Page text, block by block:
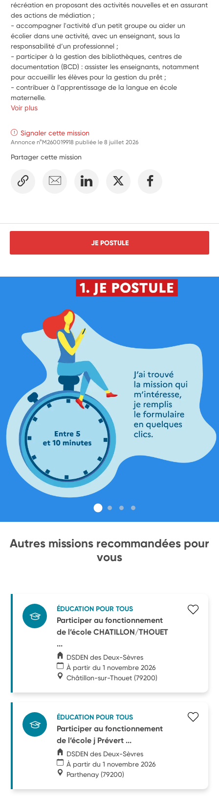
récréation en proposant des activités nouvelles et en assurant
des actions de médiation ;
- accompagner l'activité d'un petit groupe ou aider un
écolier dans une activité, avec un enseignant, sous la
responsabilité d’un professionnel ;
- participer à la gestion des bibliothèques, centres de
documentation (BCD) : assister les enseignants, notamment
pour accueillir les élèves pour la gestion du prêt ;
- contribuer à l'apprentissage de la langue en école
maternelle.
Voir plus
Signaler cette mission
Annonce n°M260019918 publiée le8 juillet 2026
Partager cette mission
JE POSTULE
Autres missions recommandées pour
vous
ÉDUCATION POUR TOUS
Participer au fonctionnement
de l’école CHATILLON/THOUET
...
DSDEN des Deux-Sèvres
À partir du 1 novembre 2026
Châtillon-sur-Thouet (79200)
ÉDUCATION POUR TOUS
Participer au fonctionnement
de l’école j Prévert ...
DSDEN des Deux-Sèvres
À partir du 1 novembre 2026
Parthenay (79200)